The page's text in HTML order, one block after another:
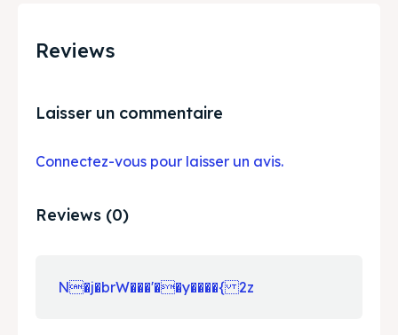
Reviews
Laisser un commentaire
Connectez-vous pour laisser un avis.
Reviews (0)
N�j�brW���'��y����{ 2z